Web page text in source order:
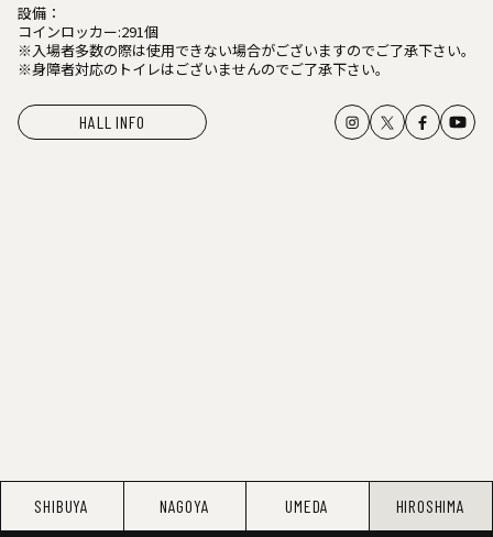
設備：
コインロッカー:291個
※入場者多数の際は使用できない場合がございますのでご了承下さい。
※身障者対応のトイレはございませんのでご了承下さい。
HALL INFO
SHIBUYA NAGOYA UMEDA HIROSHIMA